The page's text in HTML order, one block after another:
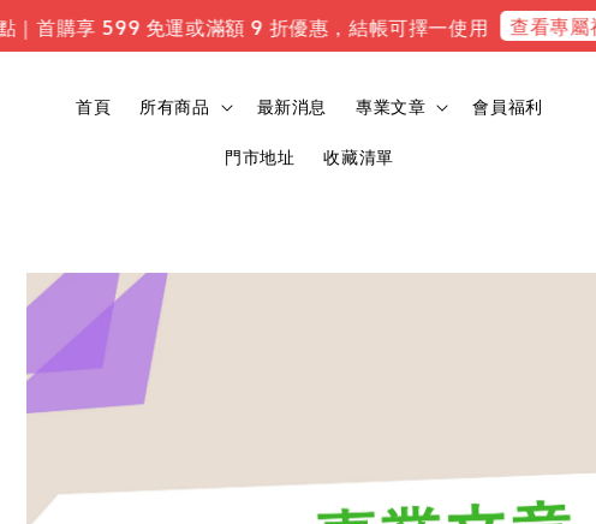
購享 599 免運或滿額 9 折優惠，結帳可擇一使用 查看專屬禮遇
首頁 所有商品 最新消息 專業文章 會員福利
門市地址 收藏清單